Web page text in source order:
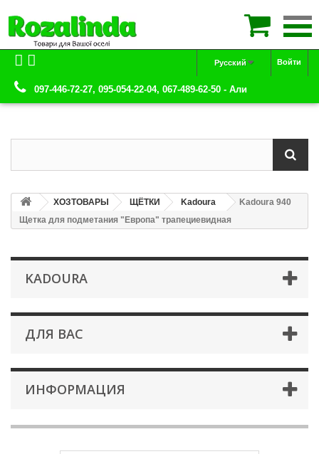
Войти
Русский
097-446-72-27, 095-054-22-04, 067-489-62-50 - Али
ХОЗТОВАРЫ ЩЁТКИ Kadoura
Kadoura 940
Щетка для подметания "Европа" трапециевидная
KADOURA
ДЛЯ ВАС
ИНФОРМАЦИЯ
